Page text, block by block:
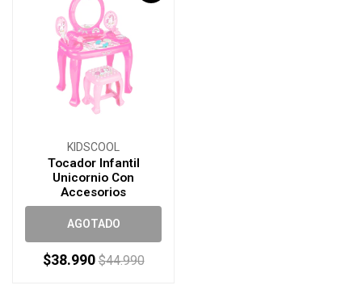
KIDSCOOL
Tocador Infantil
Unicornio Con
Accesorios
AGOTADO
$38.990 $44.990